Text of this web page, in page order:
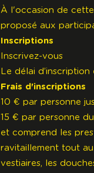
À l'occasion de
proposé aux
Inscriptions
Inscrivez-vous
Le délai
Frais d'inscriptions
10 € par personne
15 € par personne
et comprend les
ravitaillement tout au
vestiaires, les